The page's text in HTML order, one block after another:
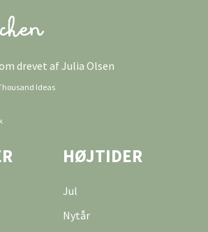
drevet af Julia Olsen
Ideas
HØJTIDER
Jul
Nytår